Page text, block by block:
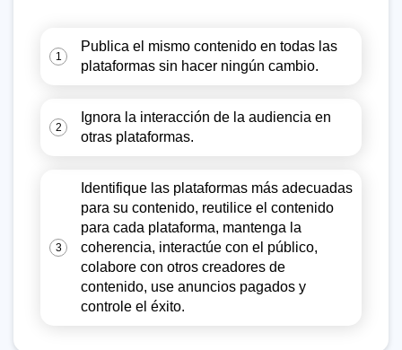
1
Publica el mismo contenido en todas las
plataformas sin hacer ningún cambio.
2
Ignora la interacción de la audiencia en
otras plataformas.
3
Identifique las plataformas más adecuadas
para su contenido, reutilice el contenido
para cada plataforma, mantenga la
coherencia, interactúe con el público,
colabore con otros creadores de
contenido, use anuncios pagados y
controle el éxito.